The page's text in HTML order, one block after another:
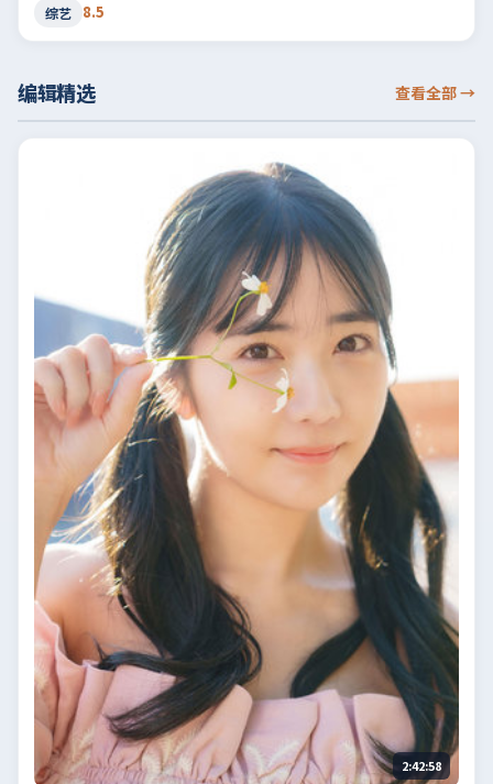
综艺 8.5
编辑精选 查看全部→
2:42:58